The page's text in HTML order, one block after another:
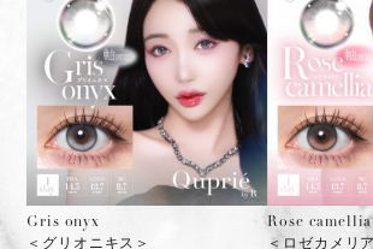
Gris onyx
＜グリオニキス＞
Rose camellia
＜ロゼカメリ